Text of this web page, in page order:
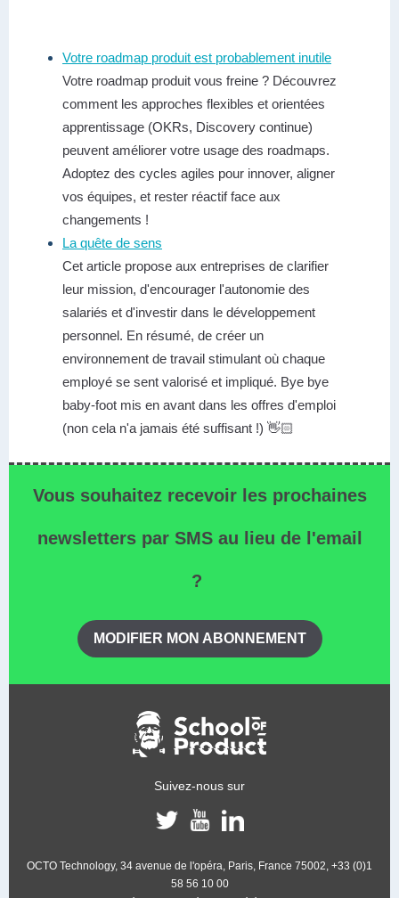
Votre roadmap produit est probablement inutile
Votre roadmap produit vous freine ? Découvrez
comment les approches flexibles et orientées
apprentissage (OKRs, Discovery continue)
peuvent améliorer votre usage des roadmaps.
Adoptez des cycles agiles pour innover, aligner
vos équipes, et rester réactif face aux
changements !
La quête de sens
Cet article propose aux entreprises de clarifier
leur mission, d'encourager l'autonomie des
salariés et d'investir dans le développement
personnel. En résumé, de créer un
environnement de travail stimulant où chaque
employé se sent valorisé et impliqué. Bye bye
baby-foot mis en avant dans les offres d'emploi
(non cela n'a jamais été suffisant !) 👋🏻
Vous souhaitez recevoir les prochaines
newsletters par SMS au lieu de l'email
?
MODIFIER MON ABONNEMENT
Suivez-nous sur
OCTO Technology, 34 avenue de l'opéra, Paris, France 75002, +33 (0)1
58 56 10 00